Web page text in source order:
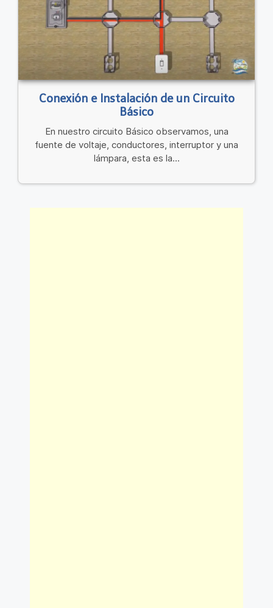
Conexión e Instalación de un Circuito
Básico
En nuestro circuito Básico observamos, una
fuente de voltaje, conductores, interruptor y una
lámpara, esta es la...